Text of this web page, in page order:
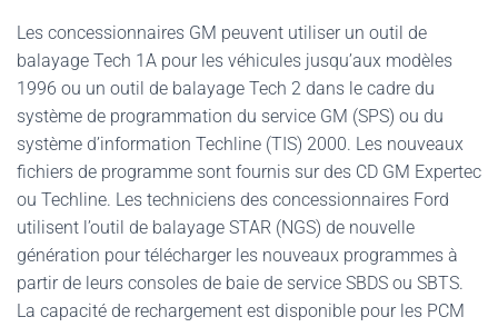
Les concessionnaires GM peuvent utiliser un outil de
balayage Tech 1A pour les véhicules jusqu’aux modèles
1996 ou un outil de balayage Tech 2 dans le cadre du
système de programmation du service GM (SPS) ou du
système d’information Techline (TIS) 2000. Les nouveaux
fichiers de programme sont fournis sur des CD GM Expertec
ou Techline. Les techniciens des concessionnaires Ford
utilisent l’outil de balayage STAR (NGS) de nouvelle
génération pour télécharger les nouveaux programmes à
partir de leurs consoles de baie de service SBDS ou SBTS.
La capacité de rechargement est disponible pour les PCM